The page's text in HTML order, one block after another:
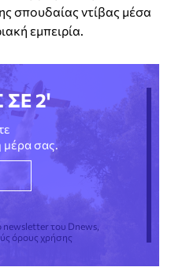
σπουδαίας ντίβας μέσα
εμπειρία.
ΣΕ 2'
μέρα σας.
του Dnews,
όρους χρήσης